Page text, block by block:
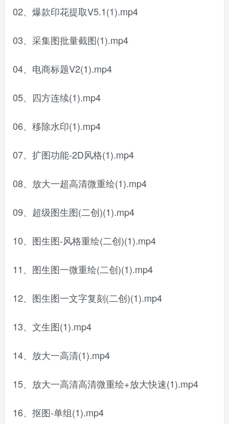
02、爆款印花提取V5.1(1).mp4
03、采集图批量截图(1).mp4
04、电商标题V2(1).mp4
05、四方连续(1).mp4
06、移除水印(1).mp4
07、扩图功能-2D风格(1).mp4
08、放大一超高清微重绘(1).mp4
09、超级图生图(二创)(1).mp4
10、图生图-风格重绘(二创)(1).mp4
11、图生图一微重绘(二创)(1).mp4
12、图生图一文字复刻(二创)(1).mp4
13、文生图(1).mp4
14、放大一高清(1).mp4
15、放大一高清高清微重绘+放大快速(1).mp4
16、抠图-单组(1).mp4